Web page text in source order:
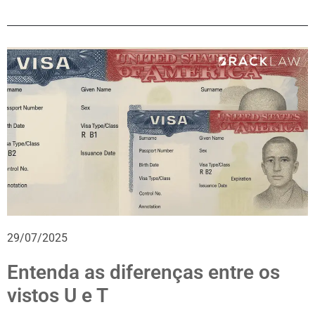
29/07/2025
Entenda as diferenças entre os
vistos U e T